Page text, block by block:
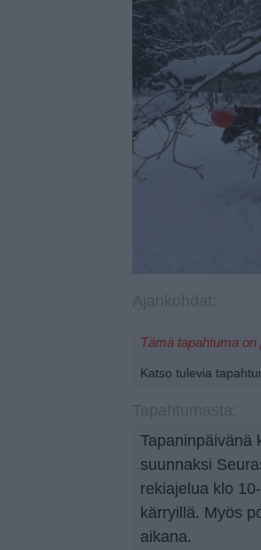
Tämä tapahtuma on
Katso tulevia
Tapaninpäivänä
suunnaksi
rekiajelua klo
kärryillä. Myös
aikana.